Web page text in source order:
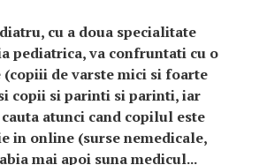
cu a doua specialitate
pediatrica, va confruntati cu o
(copiii de varste mici si foarte
copii si parinti si parinti, iar
atunci cand copilul este
in online (surse nemedicale,
mai apoi suna medicul...